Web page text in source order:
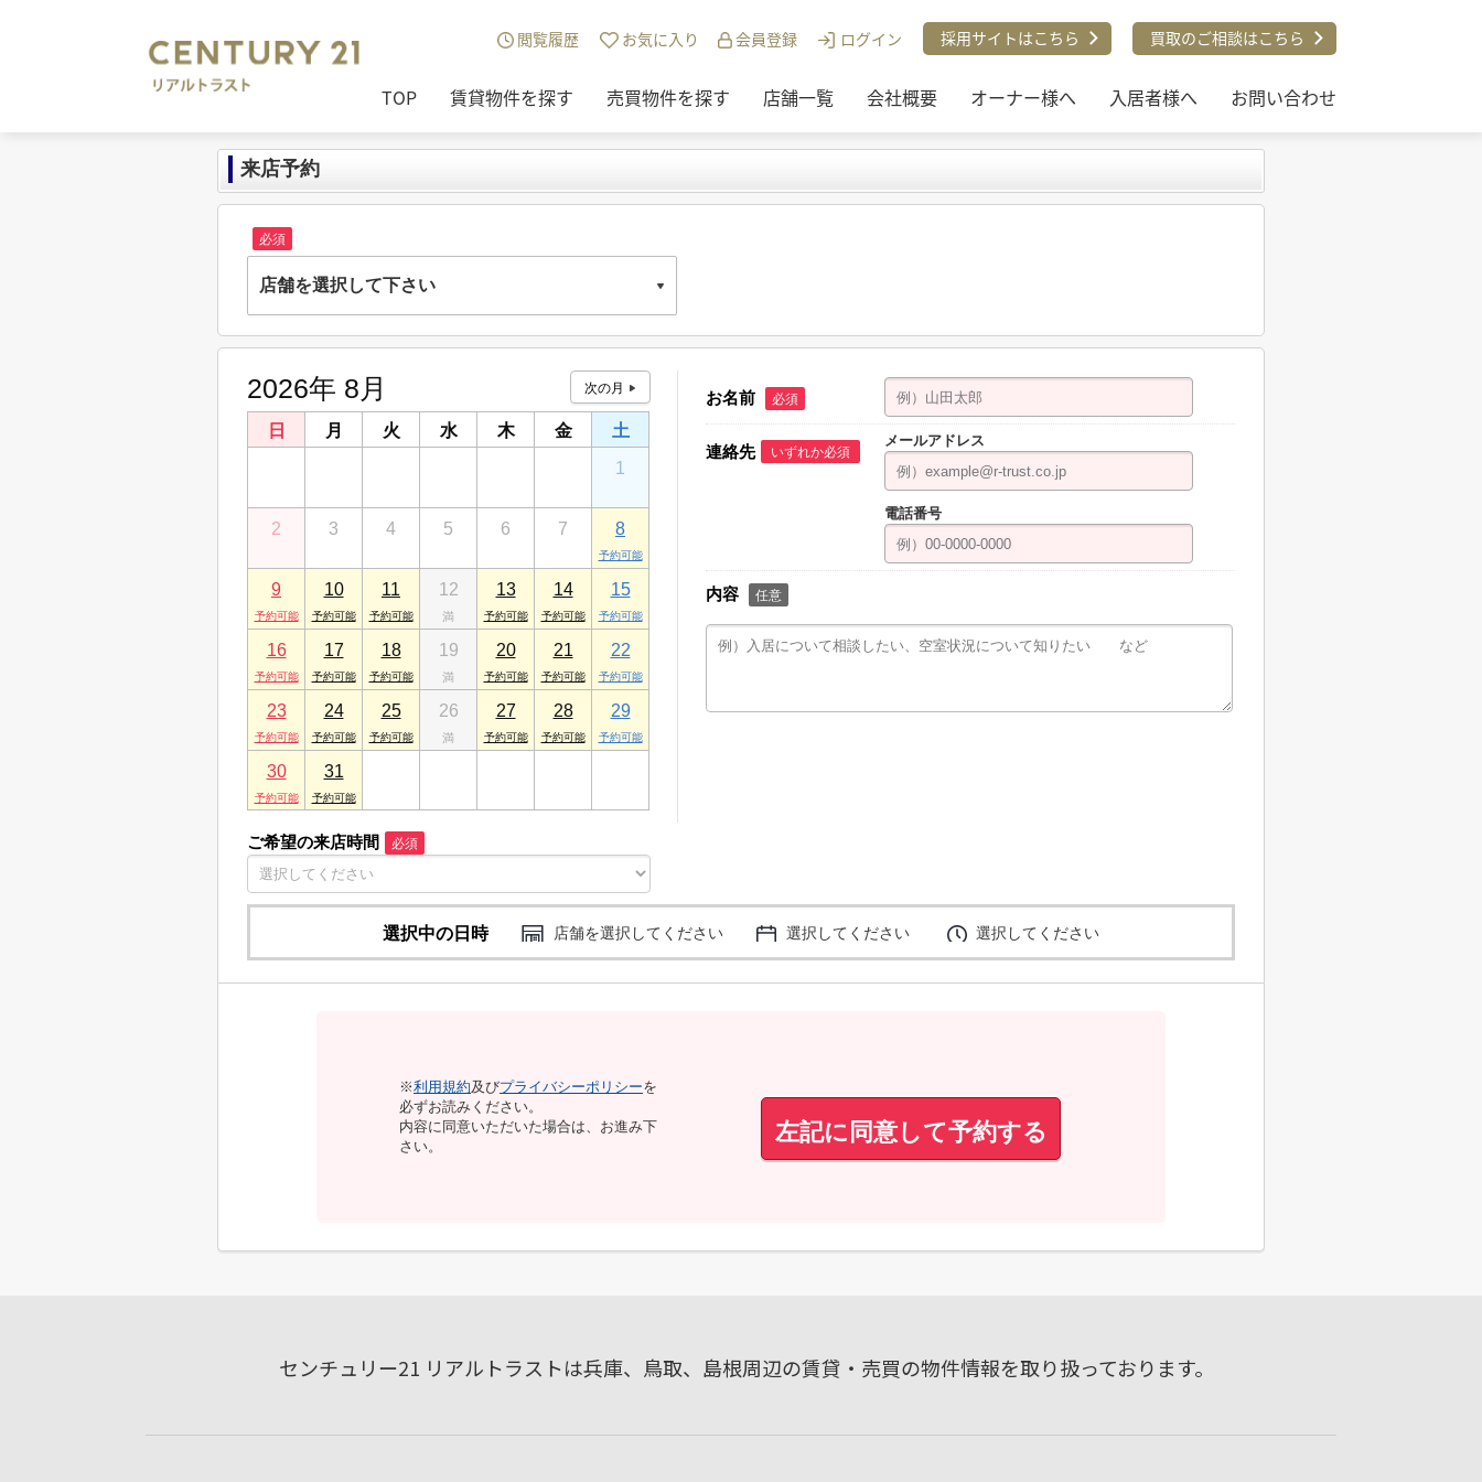
閲覧履歴 お気に入り 会員登録 ログイン 採用サイトはこちら 買取のご相談はこちら
TOP 賃貸物件を探す 売買物件を探す 店舗一覧 会社概要 オーナー様へ 入居者様へ お問い合わせ
来店予約
必須
店舗を選択して下さい
株式会社リアルトラスト
明石大久保店
兵庫県明石市大久保町駅前２丁目6-1 サンエスビル 1F
鳥取店
山陰米子店
鳥取県米子市久米町175
山陰松江店
島根県松江市朝日町466-8
2026年 8月
日 月 火 水 木 金
土
1
2 3 4 5 6 7 8
9 10 11 12 13 14 15
16 17 18 19 20 21 22
23 24 25 26 27 28 29
30 31
ご希望の来店時間 必須
お名前 必須
連絡先 いずれか必須
メールアドレス
電話番号
内容 任意
選択中の日時 店舗を選択してください 選択してください 選択してください
※利用規約及びプライバシーポリシーを
必ずお読みください。
内容に同意いただいた場合は、お進み下
さい。
左記に同意して予約する
センチュリー21 リアルトラストは兵庫、鳥取、島根周辺の賃貸・売買の物件情報を取り扱っております。